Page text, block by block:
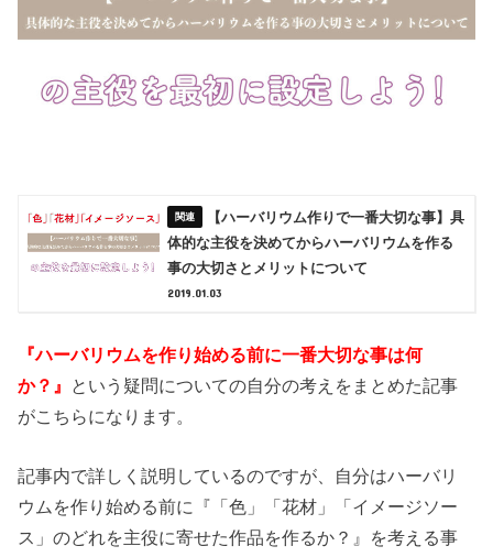
【ハーバリウム作りで一番大切な事】具
体的な主役を決めてからハーバリウムを作る
事の大切さとメリットについて
2019.01.03
『ハーバリウムを作り始める前に一番大切な事は何
か？』 という疑問についての自分の考えをまとめた記事
がこちらになります。
記事内で詳しく説明しているのですが、自分はハーバリ
ウムを作り始める前に『「色」「花材」「イメージソー
ス」のどれを主役に寄せた作品を作るか？』を考える事